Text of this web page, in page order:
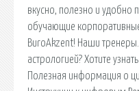
вкусно, полезно и удобно
обучающие
BuroAkzent! Наши тренеры.
астрологией? Хотите
Полезная информация о